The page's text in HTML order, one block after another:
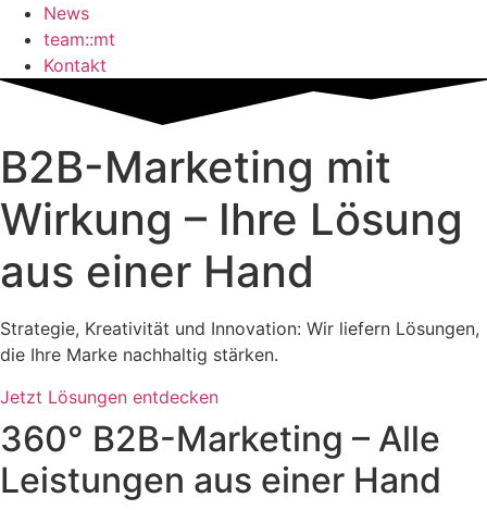
News
team::mt
Kontakt
B2B-Marketing mit
Wirkung – Ihre Lösung
aus einer Hand
Strategie, Kreativität und Innovation: Wir liefern Lösungen,
die Ihre Marke nachhaltig stärken.
Jetzt Lösungen entdecken
360° B2B-Marketing – Alle
Leistungen aus einer Hand